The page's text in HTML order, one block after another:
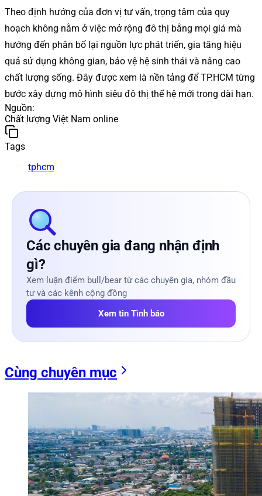
Theo định hướng của đơn vị tư vấn, trọng tâm của quy
hoạch không nằm ở việc mở rộng đô thị bằng mọi giá mà
hướng đến phân bổ lại nguồn lực phát triển, gia tăng hiệu
quả sử dụng không gian, bảo vệ hệ sinh thái và nâng cao
chất lượng sống. Đây được xem là nền tảng để TP.HCM từng
bước xây dựng mô hình siêu đô thị thế hệ mới trong dài hạn.
Nguồn:
Chất lượng Việt Nam online
Tags
tphcm
Các chuyên gia đang nhận định
gì?
Xem luận điểm bull/bear từ các chuyên gia, nhóm đầu
tư và các kênh cộng đồng
Xem tin Tình báo
Cùng chuyên mục